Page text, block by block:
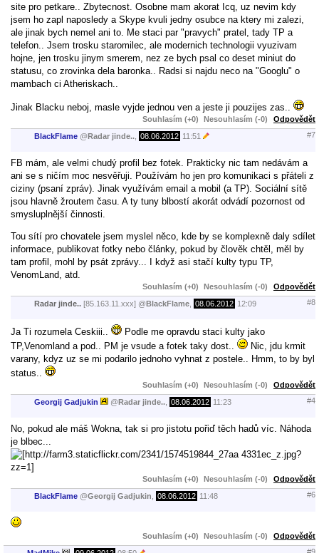
site pro petkare.. Zbytecnost. Osobne mam akorat Icq, uz nevim kdy
jsem ho zapl naposledy a Skype kvuli jedny osubce na ktery mi zalezi,
ale jinak bych nemel ani to. Me staci par "pravych" pratel, tady TP a
telefon.. Jsem trosku staromilec, ale modernich technologii vyuzivam
hojne, jen trosku jinym smerem, nez ze bych psal co deset miniut do
statusu, co zrovinka dela baronka.. Radsi si najdu neco na "Googlu" o
mambach ci Atheriskach..
Jinak Blacku neboj, masle vyjde jednou ven a jeste ji pouzijes zas..
Souhlasím (+0) Nesouhlasím (-0) Odpovědět
BlackFlame @Radar jinde.. 08.06.2012 11:51 #7
FB mám, ale velmi chudý profil bez fotek. Prakticky nic tam nedávám a
ani se s ničím moc nesvěřuji. Používám ho jen pro komunikaci s přáteli z
ciziny (psaní zpráv). Jinak využívám email a mobil (a TP). Sociální sítě
jsou hlavně žroutem času. A ty tuny blbostí akorát odvádí pozornost od
smysluplnější činnosti.
Tou sítí pro chovatele jsem myslel něco, kde by se komplexně daly sdílet
informace, publikovat fotky nebo články, pokud by člověk chtěl, měl by
tam profil, mohl by psát zprávy... I když asi stačí kulty typu TP,
VenomLand, atd.
Souhlasím (+0) Nesouhlasím (-0) Odpovědět
Radar jinde.. [85.163.11.xxx] @BlackFlame 08.06.2012 12:09 #8
Ja Ti rozumela Ceskiii..
Podle me opravdu staci kulty jako
TP,Venomland a pod.. PM je vsude a fotek taky dost..
Nic, jdu krmit
varany, kdyz uz se mi podarilo jednoho vyhnat z postele.. Hmm, to by byl
status..
Souhlasím (+0) Nesouhlasím (-0) Odpovědět
Georgij Gadjukin @Radar jinde.. 08.06.2012 11:23 #4
No, pokud ale máš Wokna, tak si pro jistotu pořiď těch hadů víc. Náhoda
je blbec...
Souhlasím (+0) Nesouhlasím (-0) Odpovědět
BlackFlame @Georgij Gadjukin 08.06.2012 11:48 #6
Souhlasím (+0) Nesouhlasím (-0) Odpovědět